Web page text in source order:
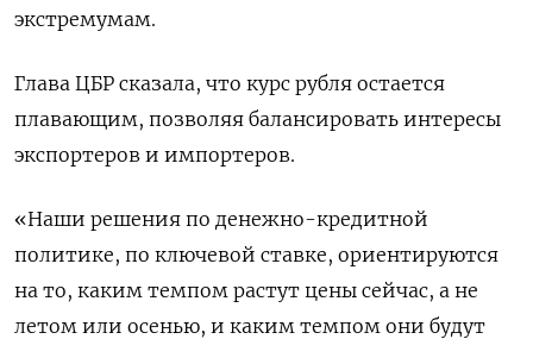
экстремумам.
Глава ЦБР сказала, что курс рубля остается
плавающим, позволяя балансировать интересы
экспортеров и импортеров.
«Наши решения по денежно-кредитной
политике, по ключевой ставке, ориентируются
на то, каким темпом растут цены сейчас, а не
летом или осенью, и каким темпом они будут